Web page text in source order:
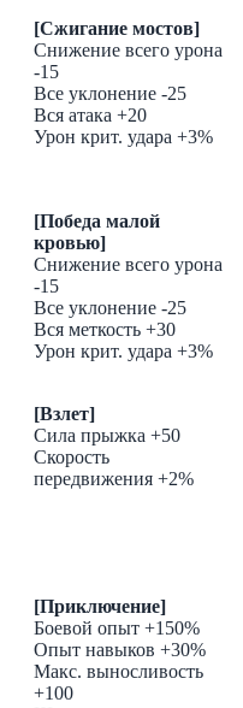
[Сжигание мостов]
Снижение всего урона
-15
Все уклонение -25
Вся атака +20
Урон крит. удара +3%
[Победа малой
кровью]
Снижение всего урона
-15
Все уклонение -25
Вся меткость +30
Урон крит. удара +3%
[Взлет]
Сила прыжка +50
Скорость
передвижения +2%
[Приключение]
Боевой опыт +150%
Опыт навыков +30%
Макс. выносливость
+100